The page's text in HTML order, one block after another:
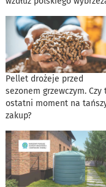
Pellet drożeje przed
sezonem grzewczym. Czy
ostatni moment na
zakup?